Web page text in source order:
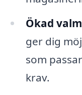
Ökad
ger dig
som
krav.